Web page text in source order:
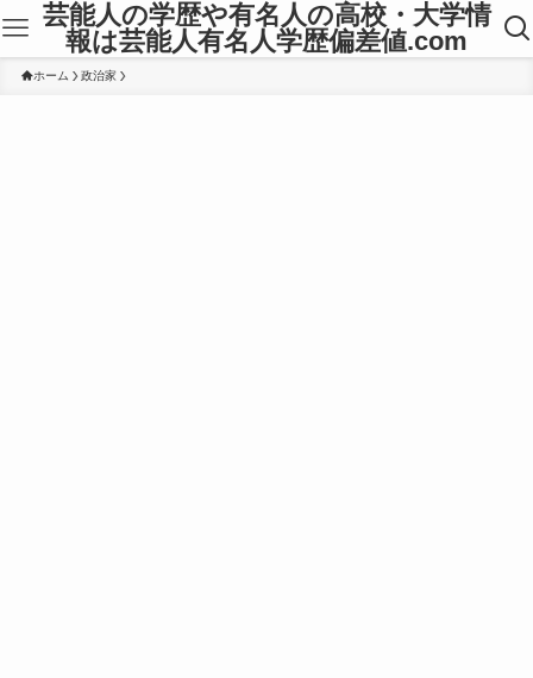
芸能人の学歴や有名人の高校・大学情
報は芸能人有名人学歴偏差値.com
ホーム 政治家